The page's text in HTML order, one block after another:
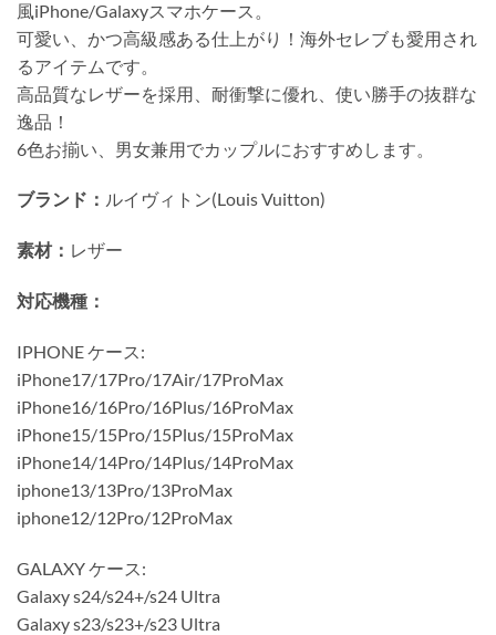
風iPhone/Galaxyスマホケース。
可愛い、かつ高級感ある仕上がり！海外セレブも愛用され
るアイテムです。
高品質なレザーを採用、耐衝撃に優れ、使い勝手の抜群な
逸品！
6色お揃い、男女兼用でカップルにおすすめします。
ブランド： ルイヴィトン(Louis Vuitton)
素材： レザー
対応機種：
IPHONE ケース:
iPhone17/17Pro/17Air/17ProMax
iPhone16/16Pro/16Plus/16ProMax
iPhone15/15Pro/15Plus/15ProMax
iPhone14/14Pro/14Plus/14ProMax
iphone13/13Pro/13ProMax
iphone12/12Pro/12ProMax
GALAXY ケース:
Galaxy s24/s24+/s24 Ultra
Galaxy s23/s23+/s23 Ultra